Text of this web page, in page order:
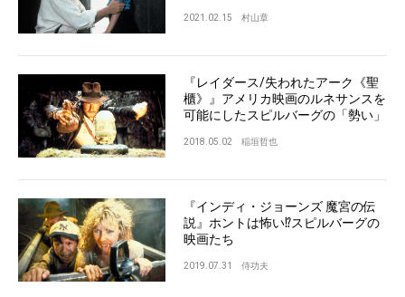
2021.02.15 村山章
『レイダース/失われたアーク《聖
櫃》』アメリカ映画のルネサンスを
可能にしたスピルバーグの「勢い」
2018.05.02 稲垣哲也
『インディ・ジョーンズ 魔宮の伝
説』ホントは怖い⁉︎スピルバーグの
映画たち
2019.07.31 侍功夫